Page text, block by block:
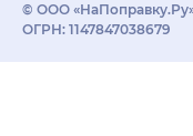
© ООО
ОГРН: 1147847038679